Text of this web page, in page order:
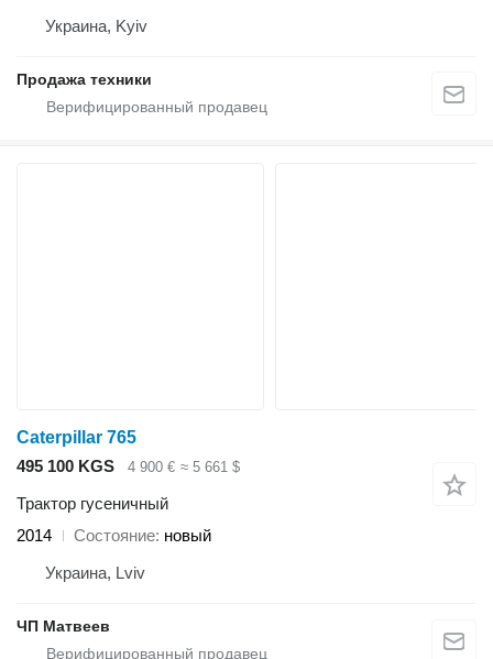
Украина, Kyiv
Продажа техники
Caterpillar 765
495 100 KGS
4 900 € ≈ 5 661 $
Трактор гусеничный
2014
Состояние новый
Украина, Lviv
ЧП Матвеев